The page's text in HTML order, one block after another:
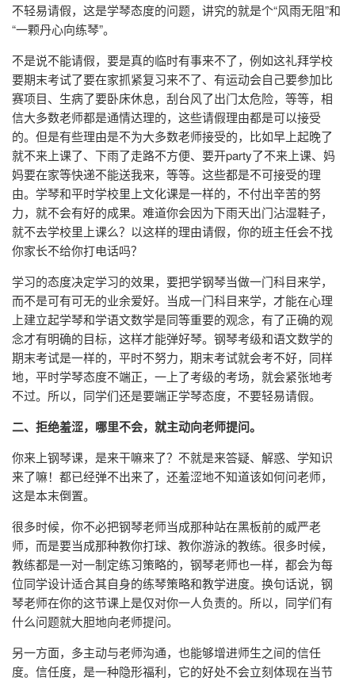
不轻易请假，这是学琴态度的问题，讲究的就是个“风雨无阻”和
“一颗丹心向练琴”。
不是说不能请假，要是真的临时有事来不了，例如这礼拜学校
要期末考试了要在家抓紧复习来不了、有运动会自己要参加比
赛项目、生病了要卧床休息，刮台风了出门太危险，等等，相
信大多数老师都是通情达理的，这些请假理由都是可以接受
的。但是有些理由是不为大多数老师接受的，比如早上起晚了
就不来上课了、下雨了走路不方便、要开party了不来上课、妈
妈要在家等快递不能送我来，等等。这些都是不可接受的理
由。学琴和平时学校里上文化课是一样的，不付出辛苦的努
力，就不会有好的成果。难道你会因为下雨天出门沾湿鞋子，
就不去学校里上课么？以这样的理由请假，你的班主任会不找
你家长不给你打电话吗？
学习的态度决定学习的效果，要把学钢琴当做一门科目来学，
而不是可有可无的业余爱好。当成一门科目来学，才能在心理
上建立起学琴和学语文数学是同等重要的观念，有了正确的观
念才有明确的目标，这样才能弹好琴。钢琴考级和语文数学的
期末考试是一样的，平时不努力，期末考试就会考不好，同样
地，平时学琴态度不端正，一上了考级的考场，就会紧张地考
不过。所以，同学们还是要端正学琴态度，不要轻易请假。
二、拒绝羞涩，哪里不会，就主动向老师提问。
你来上钢琴课，是来干嘛来了？不就是来答疑、解惑、学知识
来了嘛！都已经弹不出来了，还羞涩地不知道该如何问老师，
这是本末倒置。
很多时候，你不必把钢琴老师当成那种站在黑板前的威严老
师，而是要当成那种教你打球、教你游泳的教练。很多时候，
教练都是一对一制定练习策略的，钢琴老师也一样，都会为每
位同学设计适合其自身的练琴策略和教学进度。换句话说，钢
琴老师在你的这节课上是仅对你一人负责的。所以，同学们有
什么问题就大胆地向老师提问。
另一方面，多主动与老师沟通，也能够增进师生之间的信任
度。信任度，是一种隐形福利，它的好处不会立刻体现在当节